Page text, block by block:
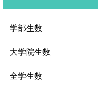
学部生数
大学院生数
全学生数